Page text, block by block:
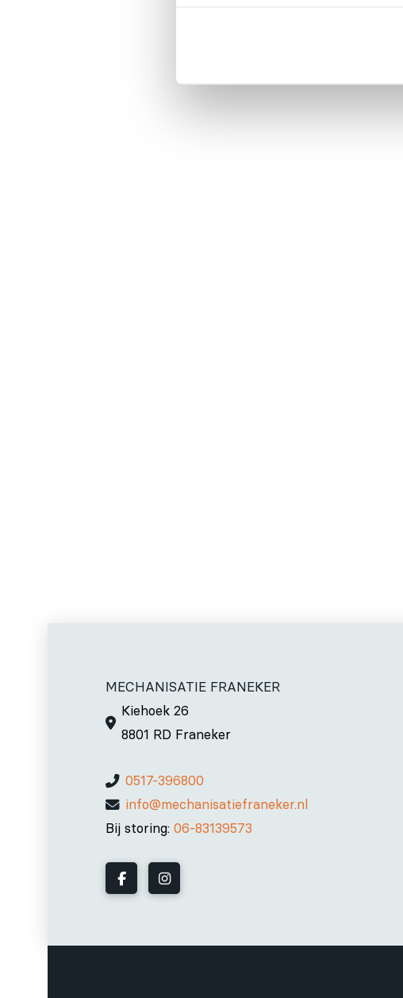
MECHANISATIE FRANEKER
Kiehoek 26
8801 RD Franeker
0517-396800
info@mechanisatiefraneker.nl
Bij storing:06-83139573